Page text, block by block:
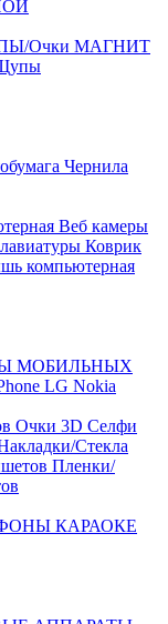
Очки МАГНИТ
Чернила
Веб камеры
Коврик
компьютерная
МОБИЛЬНЫХ
LG Nokia
Очки 3D Селфи
Стекла
Пленки/
КАРАОКЕ